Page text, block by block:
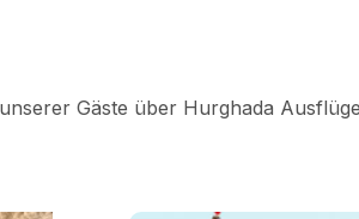
Gäste über Hurghada